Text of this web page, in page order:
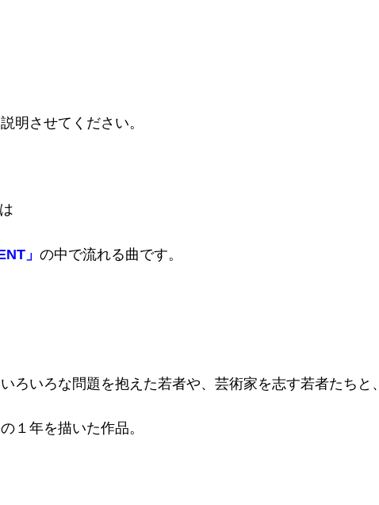
明させてください。
は
」 の中で流れる曲です。
ろいろな問題を抱えた若者や、芸術家を志す若者たちと、
１年を描いた作品。